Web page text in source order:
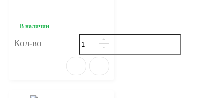
В наличии
Кол-во